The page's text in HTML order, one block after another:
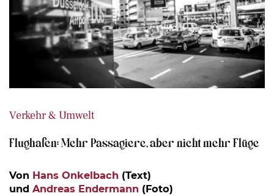
Verkehr & Umwelt
Flughafen: Mehr Passagiere, aber nicht mehr Flüge
Von Hans Onkelbach (Text)
und Andreas Endermann (Foto)